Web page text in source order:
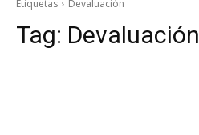
Etiquetas Devaluación
Tag: Devaluación